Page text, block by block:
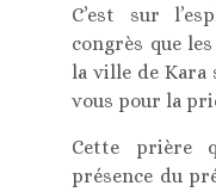
C’est sur
congrès que
la ville de Kara
vous pour la
Cette prière
présence du